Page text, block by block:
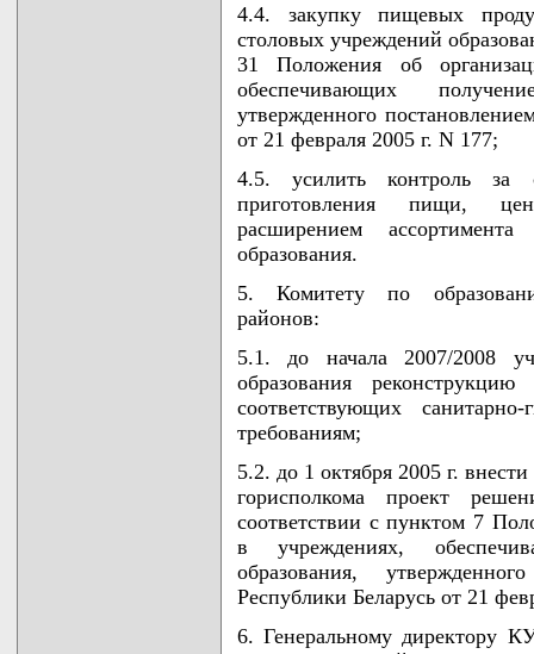
4.4. закупку пищевых
столовых учреждений
31 Положения об
обеспечивающих
утвержденного
от 21 февраля 2005 г. N 177;
4.5. усилить контроль за
приготовления пищи,
расширением
образования.
5. Комитету по
районов:
5.1. до начала 2007/2008
образования
соответствующих
требованиям;
5.2. до 1 октября 2005 г.
горисполкома проект
соответствии с пунктом 7
в учреждениях,
образования,
Республики Беларусь от 21
6. Генеральному директору